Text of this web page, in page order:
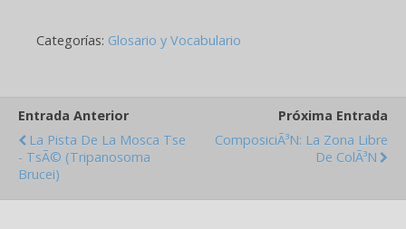
comunicaciÃ³n: Gracias a
travÃ©s de ella podemos
saber…
Categorías: Glosario y Vocabulario
Entrada Anterior
La Pista De La Mosca Tse
- TsÃ© (Tripanosoma
Brucei)
Próxima Entrada
ComposiciÃ³n: La Zona Libre
De ColÃ³n